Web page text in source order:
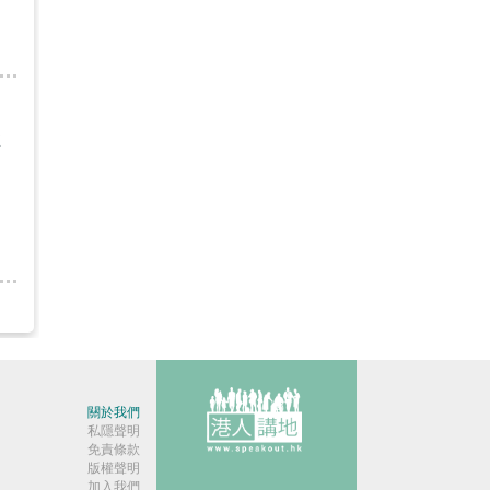
關於我們
私隱聲明
免責條款
版權聲明
加入我們